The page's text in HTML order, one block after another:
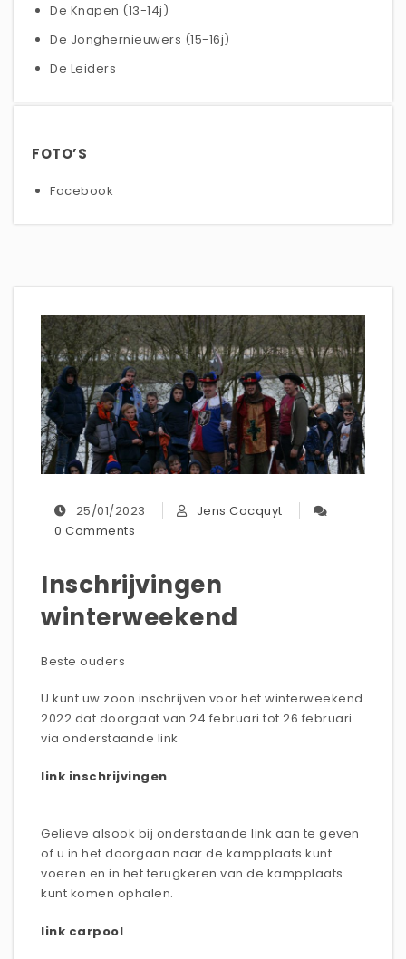
De Knapen (13-14j)
De Jonghernieuwers (15-16j)
De Leiders
FOTO’S
Facebook
25/01/2023
Jens Cocquyt
0 Comments
Inschrijvingen
winterweekend
Beste ouders
U kunt uw zoon inschrijven voor het winterweekend
2022 dat doorgaat van 24 februari tot 26 februari
via onderstaande link
link inschrijvingen
Gelieve alsook bij onderstaande link aan te geven
of u in het doorgaan naar de kampplaats kunt
voeren en in het terugkeren van de kampplaats
kunt komen ophalen.
link carpool